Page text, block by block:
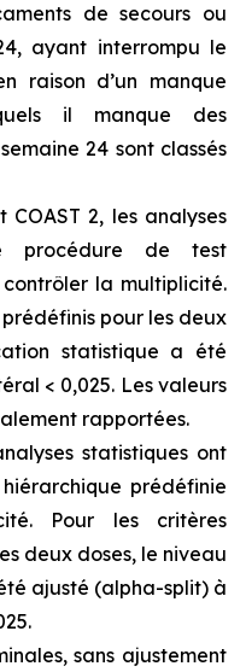
de secours ou
ayant interrompu le
raison d’un manque
il manque des
24 sont classés
COAST 2, les analyses
procédure de test
la multiplicité.
pour les deux
statistique a été
< 0,025. Les valeurs
rapportées.
statistiques ont
prédéfinie
Pour les critères
deux doses, le niveau
ajusté (alpha-split) à
.
sans ajustement